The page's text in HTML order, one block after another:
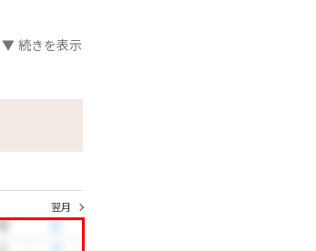
▼ 続きを表示
翌月